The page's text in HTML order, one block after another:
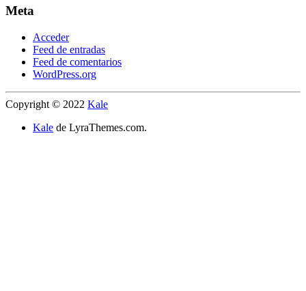
Meta
Acceder
Feed de entradas
Feed de comentarios
WordPress.org
Copyright © 2022 Kale
Kale de LyraThemes.com.